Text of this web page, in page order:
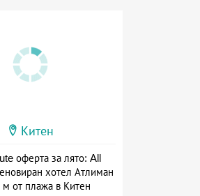
Китен
оферта за лято: All
хотел Атлиман
м от плажа в Китен